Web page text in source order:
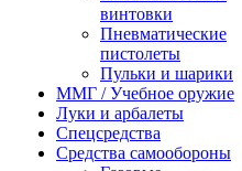
винтовки
Пневматические
пистолеты
Пульки и шарики
ММГ / Учебное оружие
Луки и арбалеты
Спецсредства
Средства самообороны